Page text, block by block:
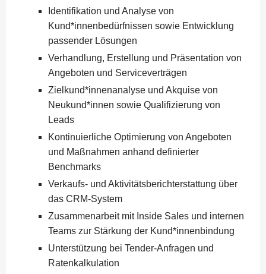
Identifikation und Analyse von
Kund*innenbedürfnissen sowie Entwicklung
passender Lösungen
Verhandlung, Erstellung und Präsentation von
Angeboten und Serviceverträgen
Zielkund*innenanalyse und Akquise von
Neukund*innen sowie Qualifizierung von
Leads
Kontinuierliche Optimierung von Angeboten
und Maßnahmen anhand definierter
Benchmarks
Verkaufs- und Aktivitätsberichterstattung über
das CRM-System
Zusammenarbeit mit Inside Sales und internen
Teams zur Stärkung der Kund*innenbindung
Unterstützung bei Tender-Anfragen und
Ratenkalkulation